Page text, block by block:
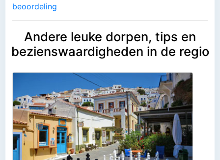
beoordeling
Andere leuke dorpen, tips en
bezienswaardigheden in de regio